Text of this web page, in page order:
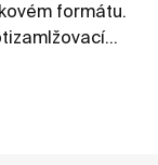
formátu.